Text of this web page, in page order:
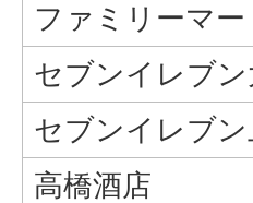
ファミリーマ
セブンイレブ
セブンイレブ
高橋酒店